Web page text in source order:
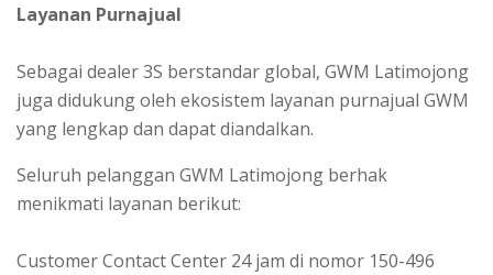
Layanan Purnajual
Sebagai dealer 3S berstandar global, GWM Latimojong
juga didukung oleh ekosistem layanan purnajual GWM
yang lengkap dan dapat diandalkan.
Seluruh pelanggan GWM Latimojong berhak
menikmati layanan berikut:
Customer Contact Center 24 jam di nomor 150-496